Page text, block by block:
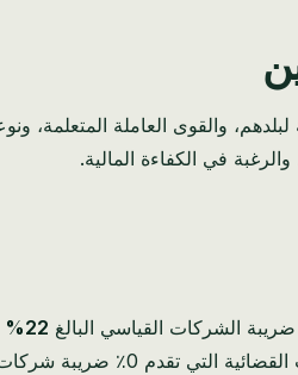
والقوى العاملة المتعلمة،
في الكفاءة المالية.
22%
تقدم 0٪ ضريبة شركات.